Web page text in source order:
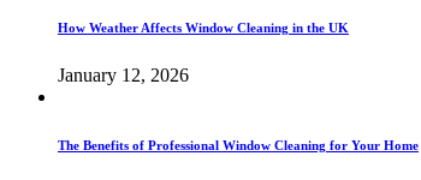
How Weather Affects Window Cleaning in the UK
January 12, 2026
The Benefits of Professional Window Cleaning for Your Home